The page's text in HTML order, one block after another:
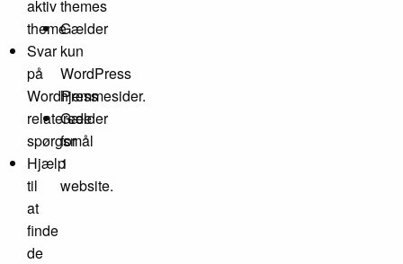
aktiv
theme
Svar
på
WordPress
relaterede
spørgsmål
Hjælp
til
at
finde
de
themes
Gælder
kun
WordPress
hjemmesider.
Gælder
for
1
website.